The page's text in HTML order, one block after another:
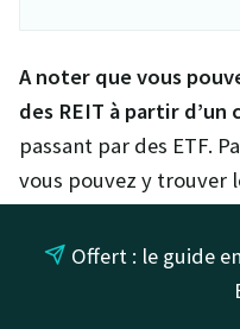
A noter que vous
des REIT à partir d’un
passant par des ETF.
vous pouvez y trouver
EUR
Amundi PEA Im
Offert : le guide